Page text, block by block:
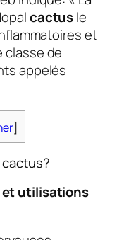
cactusle
et
classe de
appelés
]
et utilisations